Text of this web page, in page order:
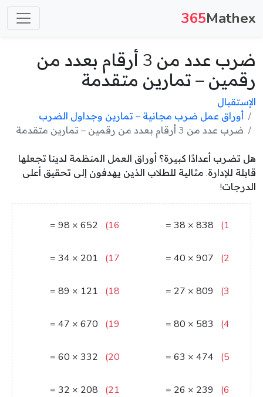
365Mathex
ضرب عدد من 3 أرقام بعدد من
رقمين – تمارين متقدمة
الإستقبال
أوراق عمل ضرب مجانية – تمارين وجداول الضرب
ضرب عدد من 3 أرقام بعدد من رقمين – تمارين متقدمة
هل تضرب أعدادًا كبيرة؟ أوراق العمل المنظمة لدينا تجعلها
قابلة للإدارة. مثالية للطلاب الذين يهدفون إلى تحقيق أعلى
الدرجات!
1)
838
×
38
=
2)
907
×
40
=
3)
809
×
27
=
4)
583
×
80
=
5)
474
×
63
=
6)
239
×
26
=
16)
652
×
98
=
17)
201
×
34
=
18)
121
×
89
=
19)
670
×
47
=
20)
332
×
60
=
21)
208
×
32
=